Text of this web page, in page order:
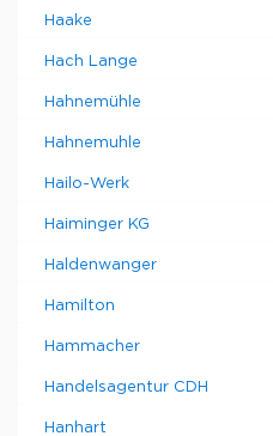
Haake
Hach Lange
Hahnemühle
Hahnemuhle
Hailo-Werk
Haiminger KG
Haldenwanger
Hamilton
Hammacher
Handelsagentur CDH
Hanhart